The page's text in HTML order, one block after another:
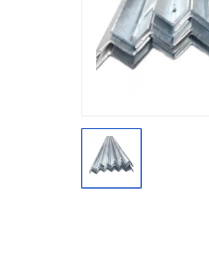
Штакетник
Черный металлопрокат
Нержавеющий
метизы
Оцинкованный